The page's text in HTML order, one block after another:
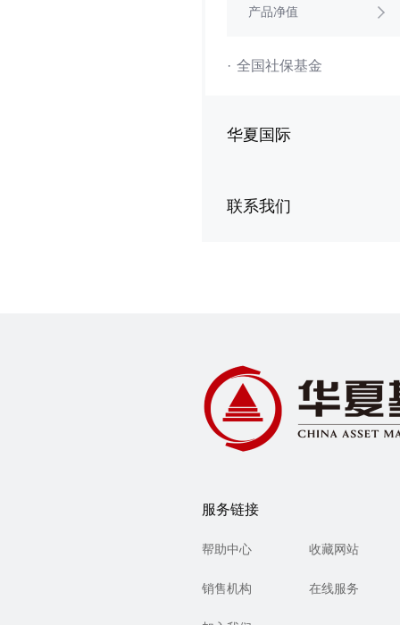
产品净值
· 全国社保基金
华夏国际
联系我们
服务链接
帮助中心
销售机构
收藏网站
在线服务